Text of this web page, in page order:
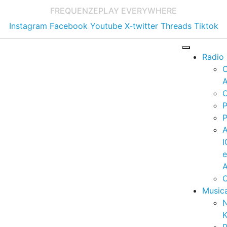
FREQUENZEPLAY EVERYWHERE
Instagram Facebook Youtube X-twitter Threads Tiktok
Radio
e